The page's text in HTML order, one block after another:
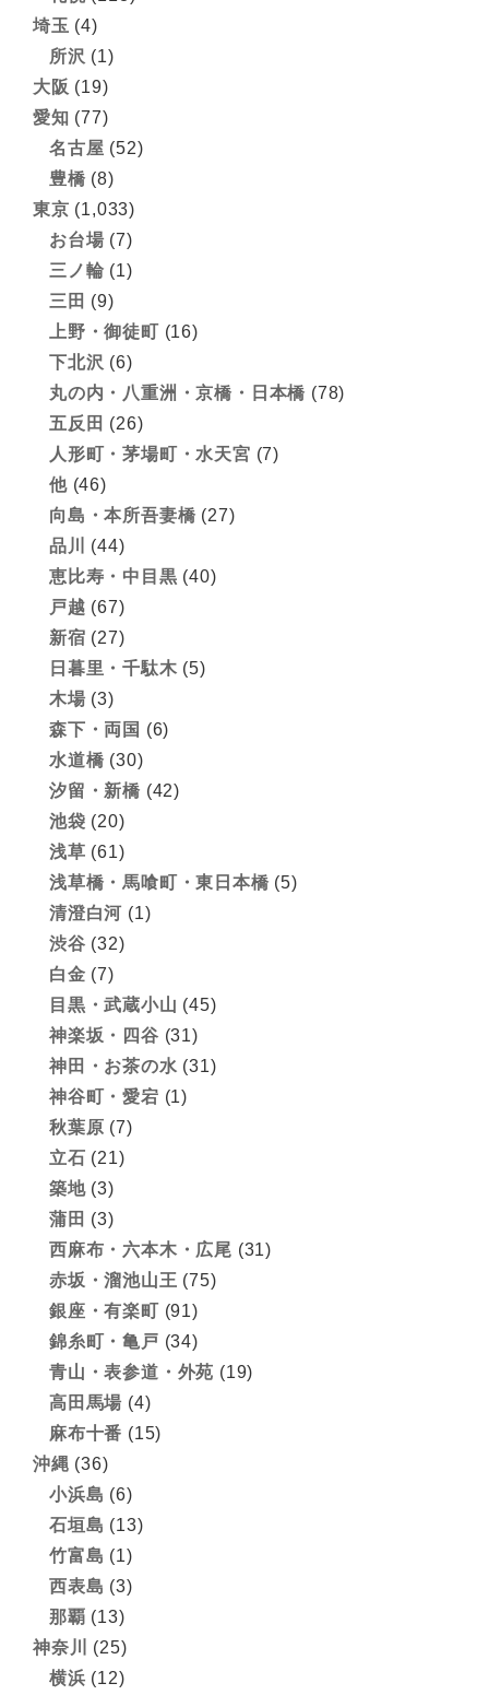
埼玉 (4)
所沢 (1)
大阪 (19)
愛知 (77)
名古屋 (52)
豊橋 (8)
東京 (1,033)
お台場 (7)
三ノ輪 (1)
三田 (9)
上野・御徒町 (16)
下北沢 (6)
丸の内・八重洲・京橋・日本橋 (78)
五反田 (26)
人形町・茅場町・水天宮 (7)
他(46)
向島・本所吾妻橋 (27)
品川
(44)
恵比寿・中目黒 (40)
戸越 (67)
新宿 (27)
日暮里・千駄木 (5)
木場 (3)
森下・両国 (6)
水道橋 (30)
汐留・新橋 (42)
池袋 (20)
浅草 (61)
浅草橋・馬喰町・東日本橋 (5)
清澄白河 (1)
渋谷 (32)
白金 (7)
目黒・武蔵小山 (45)
神楽坂・四谷 (31)
神田・お茶の水 (31)
神谷町・愛宕 (1)
秋葉原 (7)
立石 (21)
築地(3)
蒲田 (3)
西麻布・六本木・広尾 (31)
赤坂・溜池山王 (75)
銀座・有楽町 (91)
錦糸町・亀戸 (34)
青山・表参道・外苑 (19)
高田馬場 (4)
麻布十番 (15)
沖縄 (36)
小浜島 (6)
石垣島 (13)
竹富島 (1)
西表島 (3)
那覇 (13)
神奈川
(25)
横浜 (12)